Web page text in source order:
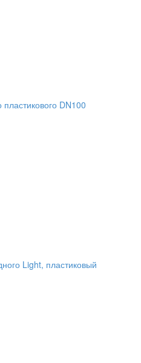
DN100
Light, пластиковый